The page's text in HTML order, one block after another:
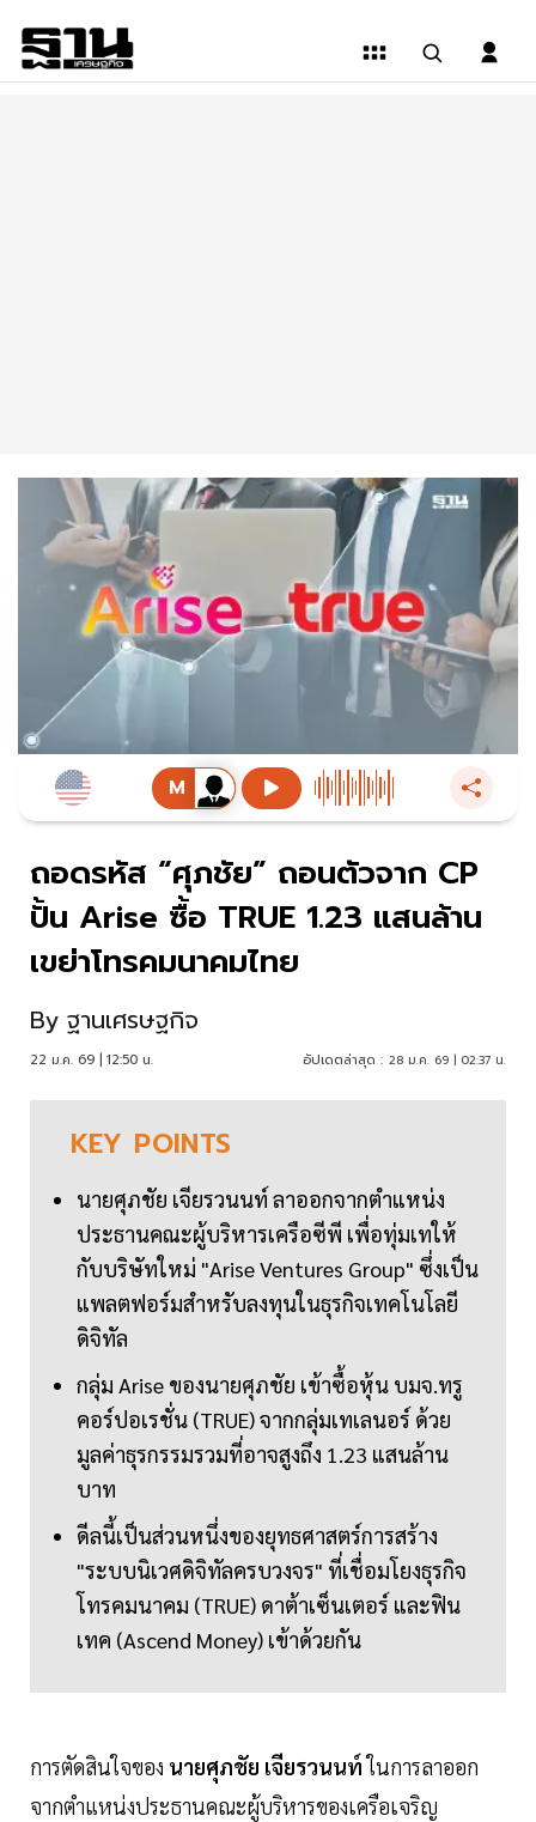
ถอดรหัส “ศุภชัย” ถอนตัวจาก CP
ปั้น Arise ซื้อ TRUE 1.23 แสนล้าน
เขย่าโทรคมนาคมไทย
By ฐานเศรษฐกิจ
22 ม.ค. 69 | 12:50 น. อัปเดตล่าสุด : 28 ม.ค. 69 | 02:37 น.
KEY POINTS
นายศุภชัย เจียรวนนท์ ลาออกจากตำแหน่ง
ประธานคณะผู้บริหารเครือซีพี เพื่อทุ่มเทให้
กับบริษัทใหม่ "Arise Ventures Group" ซึ่งเป็น
แพลตฟอร์มสำหรับลงทุนในธุรกิจเทคโนโลยี
ดิจิทัล
กลุ่ม Arise ของนายศุภชัย เข้าซื้อหุ้น บมจ.ทรู
คอร์ปอเรชั่น (TRUE) จากกลุ่มเทเลนอร์ ด้วย
มูลค่าธุรกรรมรวมที่อาจสูงถึง 1.23 แสนล้าน
บาท
ดีลนี้เป็นส่วนหนึ่งของยุทธศาสตร์การสร้าง
"ระบบนิเวศดิจิทัลครบวงจร" ที่เชื่อมโยงธุรกิจ
โทรคมนาคม (TRUE) ดาต้าเซ็นเตอร์ และฟิน
เทค (Ascend Money) เข้าด้วยกัน
การตัดสินใจของ นายศุภชัย เจียรวนนท์ในการลาออก
จากตำแหน่งประธานคณะผู้บริหารของเครือเจริญ